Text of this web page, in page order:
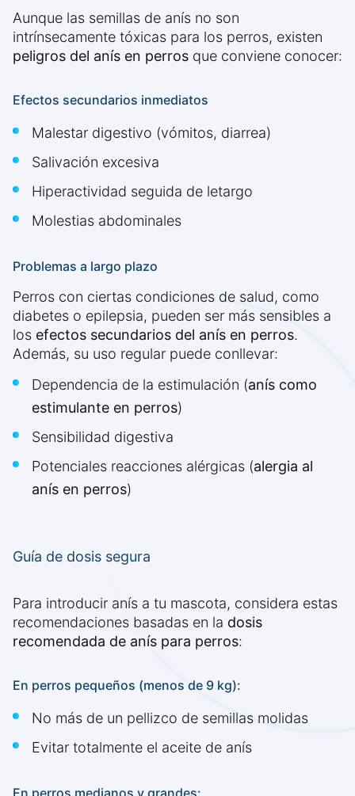
Aunque las semillas de anís no son
intrínsecamente tóxicas para los perros, existen
peligros del anís en perros que conviene conocer:
Efectos secundarios inmediatos
Malestar digestivo (vómitos, diarrea)
Salivación excesiva
Hiperactividad seguida de letargo
Molestias abdominales
Problemas a largo plazo
Perros con ciertas condiciones de salud, como
diabetes o epilepsia, pueden ser más sensibles a
los efectos secundarios del anís en perros.
Además, su uso regular puede conllevar:
Dependencia de la estimulación (anís como
estimulante en perros)
Sensibilidad digestiva
Potenciales reacciones alérgicas (alergia al
anís en perros)
Guía de dosis segura
Para introducir anís a tu mascota, considera estas
recomendaciones basadas en la dosis
recomendada de anís para perros:
En perros pequeños (menos de 9 kg):
No más de un pellizco de semillas molidas
Evitar totalmente el aceite de anís